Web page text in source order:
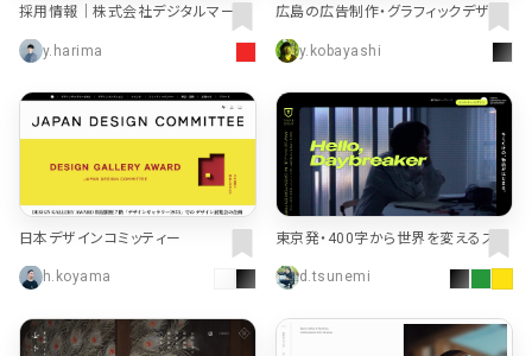
採用情報｜株式会社デジタルマーケ
y.harima
広島の広告制作・グラフィックデザイ
y.kobayashi
日本デザインコミッティー
h.koyama
東京発・400字から世界を変えるスタ
ートアップ ビジネスプランコンテスト
| TOKYO STARTUP GATEWAY 202
d.tsunemi